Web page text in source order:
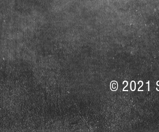
© 2021